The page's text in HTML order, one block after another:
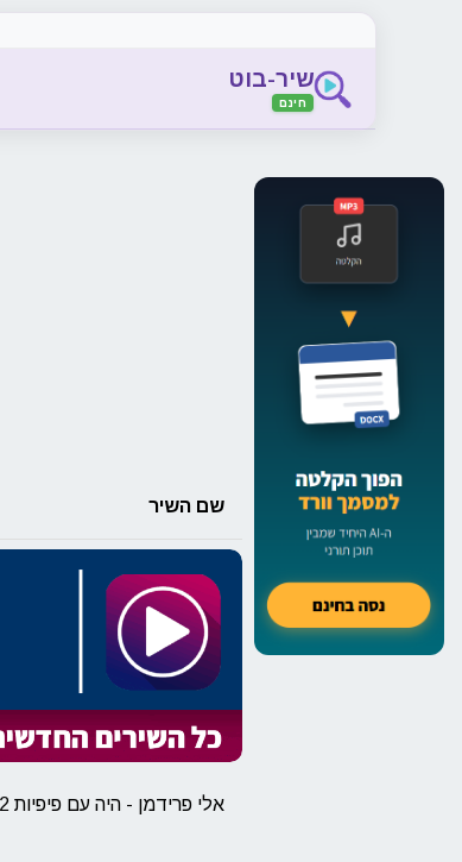
שיר-בוט
חינם
שם השיר
אלי פרידמן - היה עם פיפיות 2